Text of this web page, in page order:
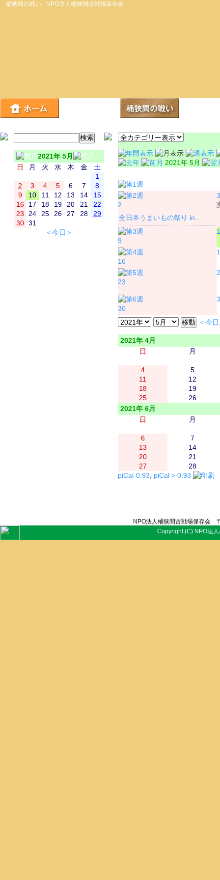
桶狭間の戦い - NPO法人桶狭間古戦場保存会
2021年 5月
日
月 火 水 木 金
土
1
2
3 4 5 6 7
8
9
10 11 12 13 14
15
16
17 18 19 20 21
22
23
24 25 26 27 28
29
30
31
＜今日＞
2021年 5月
2
全日本うまいもの祭り in..
3
9
16
23
30
＜今
2021年 4月
日
月
4
5
11
12
18
19
25
26
2021年 6月
日
月
6
7
13
14
20
21
27
28
piCal-0.93, piCal > 0.93
NPO法人桶狭間古戦場保存
Copyright (C) NPO法